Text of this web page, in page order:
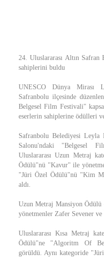
24. Uluslararası Altın
sahiplerini buldu
UNESCO Dünya Mirası
Safranbolu ilçesinde
Belgesel Film Festivali"
eserlerin sahiplerine ödülleri
Safranbolu Belediyesi
Salonu'ndaki "Belgesel
Uluslararası Uzun Metraj
Ödülü"nü "Kavur" ile
"Jüri Özel Ödülü"nü "Kim
aldı.
Uzun Metraj Mansiyon
yönetmenler Zafer Sevener
Uluslararası Kısa Metraj
Ödülü"ne "Algoritm Of
görüldü. Aynı kategoride